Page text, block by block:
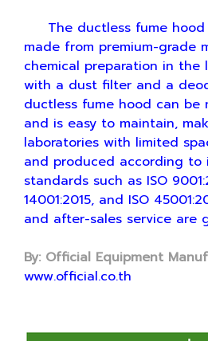
The ductless fume hood
made from premium-grade
chemical preparation in the
with a dust filter and a
ductless fume hood can be
and is easy to maintain,
laboratories with limited
and produced according to
standards such as ISO
14001:2015, and ISO
and after-sales service are
By: Official Equipment
www.official.co.th